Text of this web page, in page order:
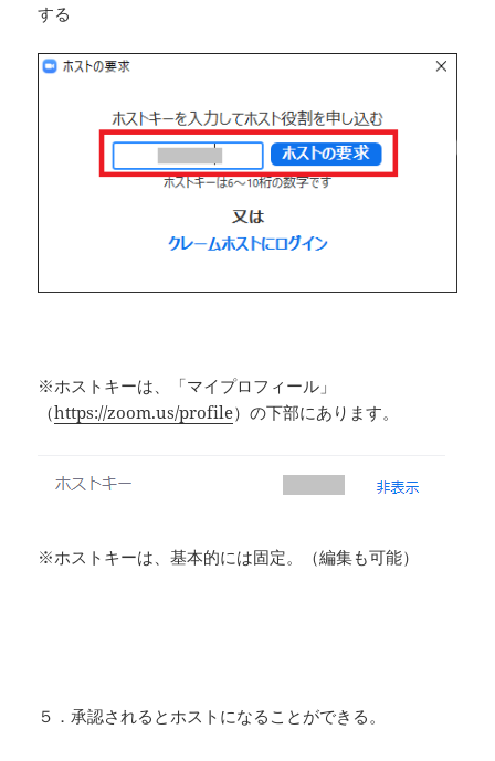
する
※ホストキーは、「マイプロフィール」
（https://zoom.us/profile）の下部にあります。
※ホストキーは、基本的には固定。（編集も可能）
５．承認されるとホストになることができる。